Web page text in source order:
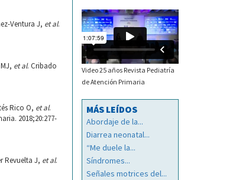
Ventura J, et al.
et al. Cribado
Rico O, et al.
2018;20:277-
Revuelta J, et al.
Video 25 años Revista Pediatría
de Atención Primaria
MÁS LEÍDOS
Abordaje de la...
Diarrea neonatal...
“Me duele la...
Síndromes...
Señales motrices del...